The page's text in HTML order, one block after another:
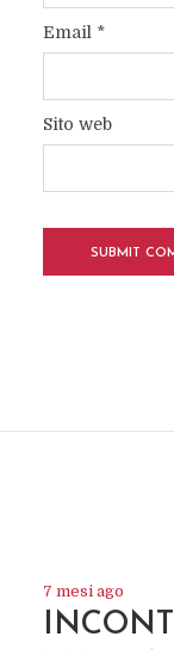
Email *
Sito web
7 mesi ago